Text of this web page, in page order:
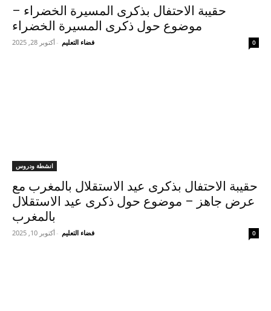
حقيبة الاحتفال بذكرى المسيرة الخضراء –
موضوع حول ذكرى المسيرة الخضراء
فضاء التعليم - أكتوبر 28, 2025 0
انشطة ودروس
حقيبة الاحتفال بذكرى عيد الاستقلال بالمغرب مع
عرض جاهز – موضوع حول ذكرى عيد الاستقلال
بالمغرب
فضاء التعليم - أكتوبر 10, 2025 0